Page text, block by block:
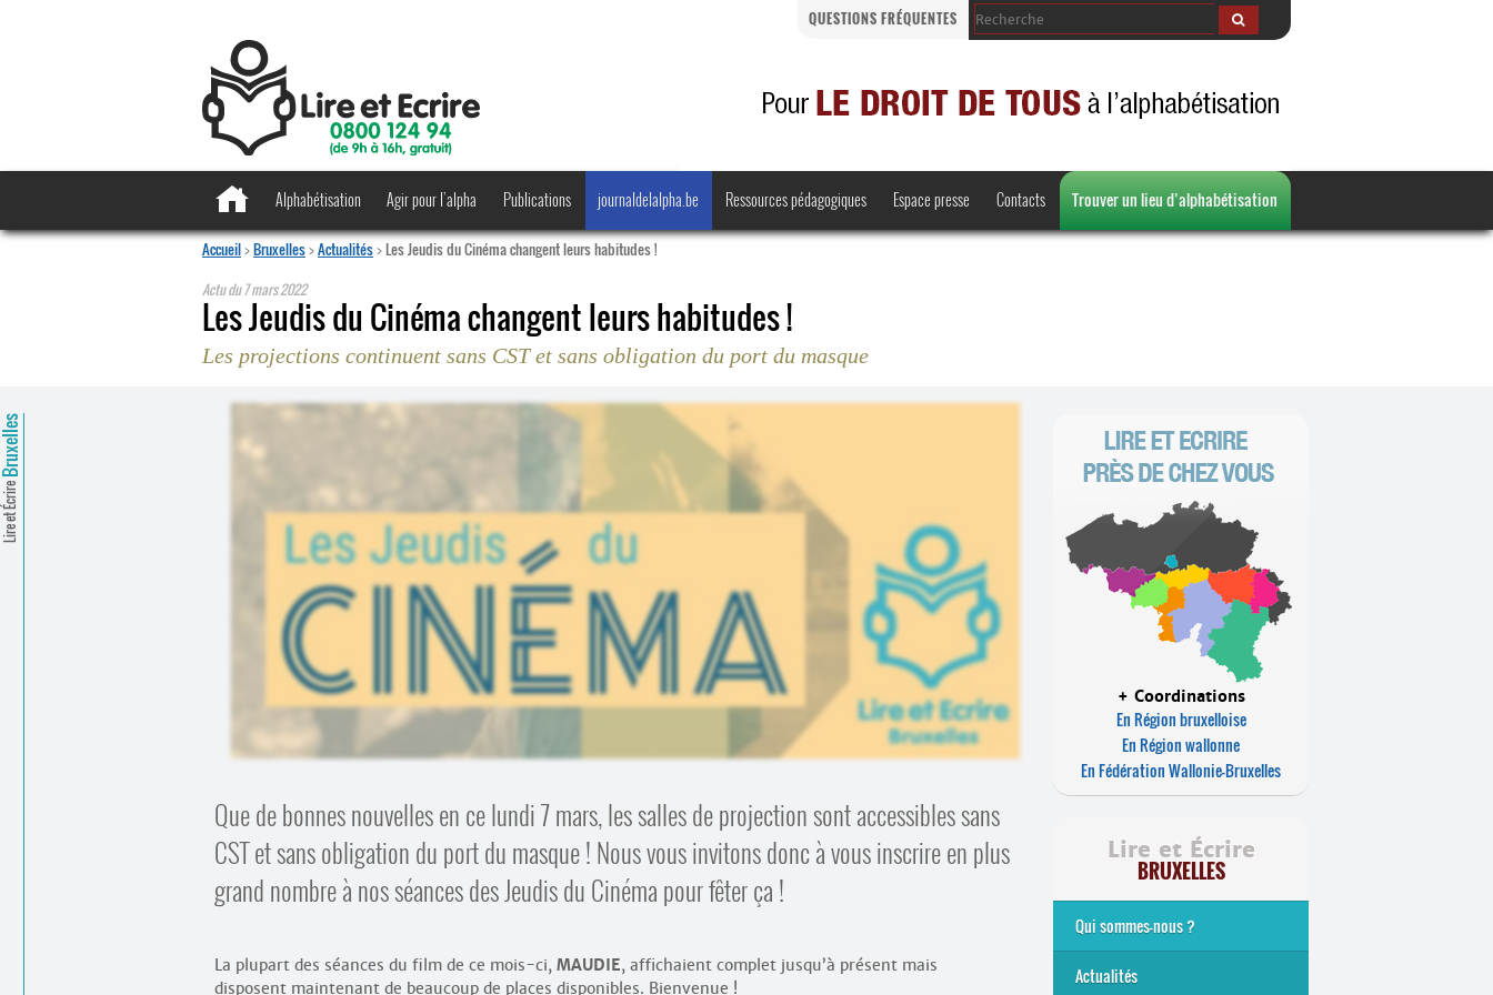
QUESTIONS FRÉQUENTES
Alphabétisation Agir pour l’alpha
Regards croisés
Publications journaldelalpha.be Ressources pédagogiques
Comprendre et parler
Bienvenue en Belgique
Espace presse Contacts Trouver un lieu d’alphabétisation
Accueil>Bruxelles>Actualités>Les Jeudis du Cinéma changent leurs habitudes !
Actu du7 mars 2022
Les Jeudis du Cinéma changent leurs habitudes !
Les projections continuent sans CST et sans obligation du port du masque
Lire et Écrire
Que de bonnes nouvelles en ce lundi 7 mars, les salles de projection sont accessibles sans
CST et sans obligation du port du masque ! Nous vous invitons donc à vous inscrire en plus
grand nombre à nos séances des Jeudis du Cinéma pour fêter ça !
La plupart des séances du film de ce mois-ci, MAUDIE, affichaient complet jusqu’à présent mais
disposent maintenant de beaucoup de places disponibles. Bienvenue !
+ Coordinations
En Région bruxelloise
En Région wallonne
En Fédération Wallonie-Bruxelles
Lire et Écrire
BRUXELLES
Qui sommes-nous ?
Analphabétisme et illettrisme
L’alphabétisation populaire
Le mouvement Lire et Écrire
Nos missions
... Tous les articles
Actualités